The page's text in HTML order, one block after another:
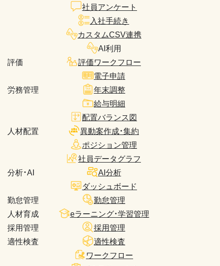
社員アンケート
入社手続き
カスタムCSV連携
AI利用
評価
評価ワークフロー
労務管理
電子申請
年末調整
給与明細
人材配置
配置バランス図
異動案作成・集約
ポジション管理
分析・AI
社員データグラフ
AI分析
ダッシュボード
勤怠管理
勤怠管理
人材育成
eラーニング・学習管理
採用管理
採用管理
適性検査
適性検査
ワークフロー